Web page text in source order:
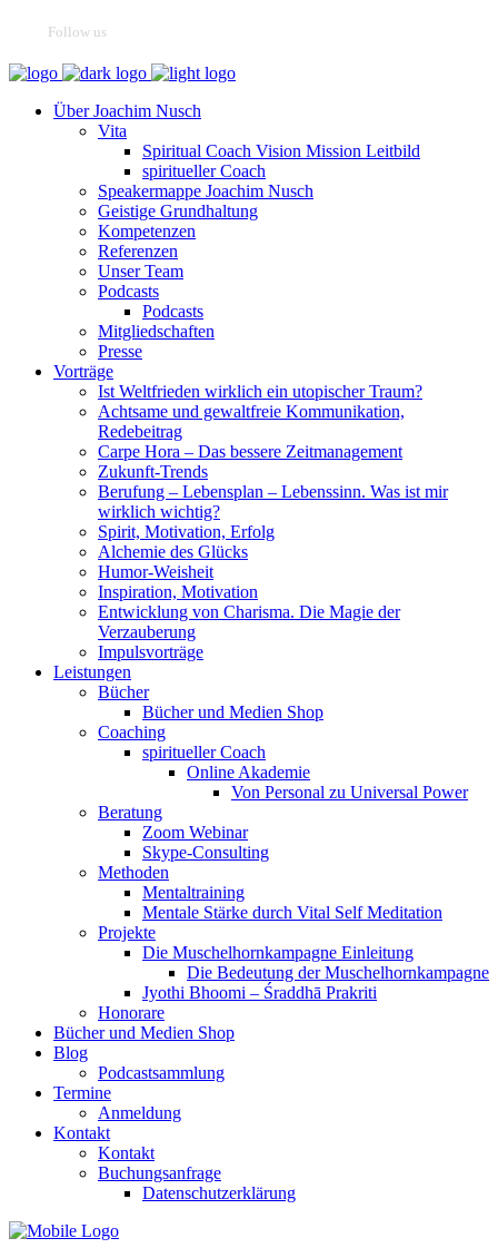
Follow us
Über Joachim Nusch
Vita
Spiritual Coach Vision Mission Leitbild
spiritueller Coach
Speakermappe Joachim Nusch
Geistige Grundhaltung
Kompetenzen
Referenzen
Unser Team
Podcasts
Podcasts
Mitgliedschaften
Presse
Vorträge
Ist Weltfrieden wirklich ein utopischer Traum?
Achtsame und gewaltfreie Kommunikation,
Redebeitrag
Carpe Hora – Das bessere Zeitmanagement
Zukunft-Trends
Berufung – Lebensplan – Lebenssinn. Was ist mir
wirklich wichtig?
Spirit, Motivation, Erfolg
Alchemie des Glücks
Humor-Weisheit
Inspiration, Motivation
Entwicklung von Charisma. Die Magie der
Verzauberung
Impulsvorträge
Leistungen
Bücher
Bücher und Medien Shop
Coaching
spiritueller Coach
Online Akademie
Von Personal zu Universal Power
Beratung
Zoom Webinar
Skype-Consulting
Methoden
Mentaltraining
Mentale Stärke durch Vital Self Meditation
Projekte
Die Muschelhornkampagne Einleitung
Die Bedeutung der Muschelhornkampagne
Jyothi Bhoomi – Śraddhā Prakriti
Honorare
Bücher und Medien Shop
Blog
Podcastsammlung
Termine
Anmeldung
Kontakt
Kontakt
Buchungsanfrage
Datenschutzerklärung